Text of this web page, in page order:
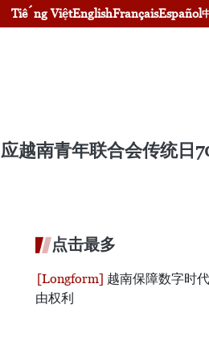
Tiếng ViệtEnglishFrançaisEspañol
越南青年联合会传统日
点击最多
越南保障数字时
由权利